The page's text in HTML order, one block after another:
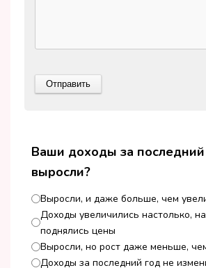
Ваши доходы за
выросли?
Выросли, и даже больше, чем
Доходы увеличились настолько,
поднялись цены
Выросли, но рост даже меньше,
Доходы за последний год не